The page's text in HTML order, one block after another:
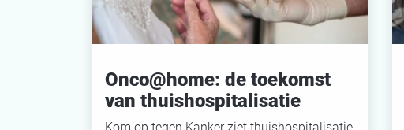
Onco@home: de toekomst
van thuishospitalisatie